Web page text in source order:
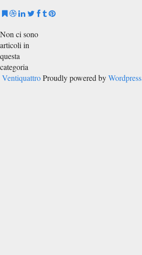
Non ci sono
articoli in
questa
categoria
Ventiquattro Proudly powered byWordpress